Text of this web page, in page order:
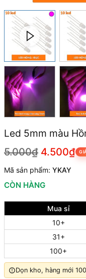
Led 5mm màu
5.000₫ 4.500₫
Mã sản phẩm: YKAY
CÒN HÀNG
Mua sỉ
10+
31+
100+
Dọn kho, hàng mới